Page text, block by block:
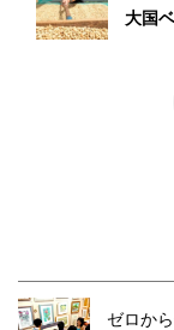
大国
ゼロか